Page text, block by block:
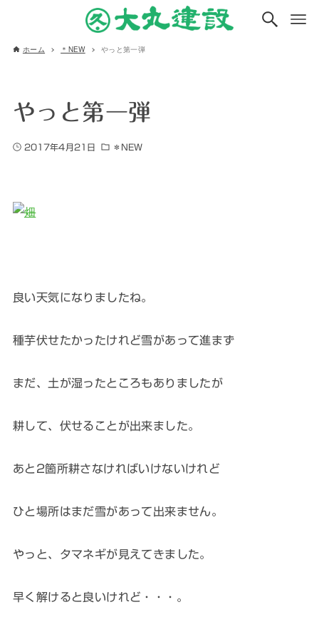
ホーム ＊NEW やっと第一弾
やっと第一弾
2017年4月21日 ＊NEW
良い天気になりましたね。
種芋伏せたかったけれど雪があって進まず
まだ、土が湿ったところもありましたが
耕して、伏せることが出来ました。
あと2箇所耕さなければいけないけれど
ひと場所はまだ雪があって出来ません。
やっと、タマネギが見えてきました。
早く解けると良いけれど・・・。